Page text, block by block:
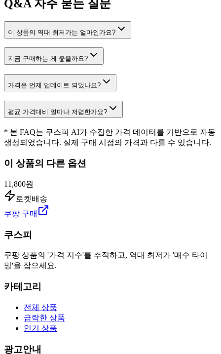
Q&A 자주 묻는 질문
이 상품의 역대 최저가는 얼마인가요?
지금 구매하는 게 좋을까요?
가격은 언제 업데이트 되었나요?
평균 가격대비 얼마나 저렴한가요?
* 본 FAQ는 쿠스피 AI가 수집한 가격 데이터를 기반으로 자동
생성되었습니다. 실제 구매 시점의 가격과 다를 수 있습니다.
이 상품의 다른 옵션
11,800원
로켓배송
쿠팡 구매
쿠스피
쿠팡 상품의 '가격 지수'를 추적하고, 역대 최저가 '매수 타이
밍'을 잡으세요.
카테고리
전체 상품
급락한 상품
인기 상품
광고안내